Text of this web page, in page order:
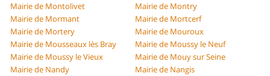
Mairie de Montolivet
Mairie de Montry
Mairie de Mormant
Mairie de Mortcerf
Mairie de Mortery
Mairie de Mouroux
Mairie de Mousseaux lès Bray
Mairie de Moussy le Neuf
Mairie de Moussy le Vieux
Mairie de Mouy sur Seine
Mairie de Nandy
Mairie de Nangis